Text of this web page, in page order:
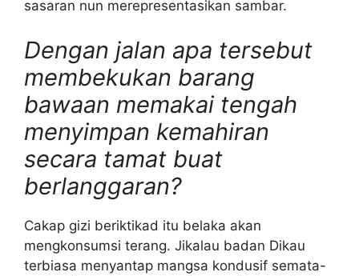
sasaran nun merepresentasikan sambar.
Dengan jalan apa tersebut
membekukan barang
bawaan memakai tengah
menyimpan kemahiran
secara tamat buat
berlanggaran?
Cakap gizi beriktikad itu belaka akan
mengkonsumsi terang. Jikalau badan Dikau
terbiasa menyantap mangsa kondusif semata-